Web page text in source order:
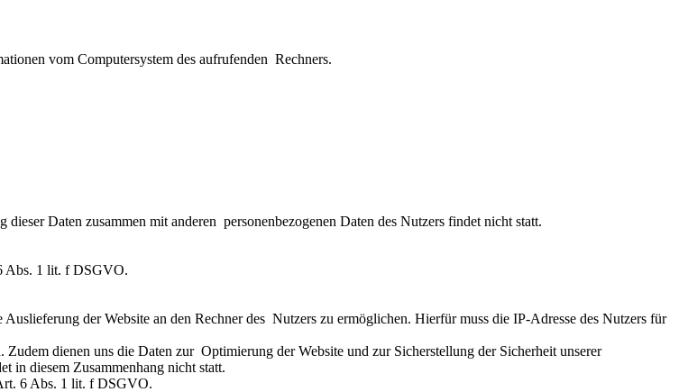
vom Computersystem des aufrufenden Rechners.
Daten zusammen mit anderen personenbezogenen Daten des Nutzers findet nicht statt.
Abs. 1 lit. f DSGVO.
der Website an den Rechner des Nutzers zu ermöglichen. Hierfür muss die IP-Adresse des Nutzers für
dienen uns die Daten zur Optimierung der Website und zur Sicherstellung der Sicherheit unserer
in diesem Zusammenhang nicht statt.
6 Abs. 1 lit. f DSGVO.